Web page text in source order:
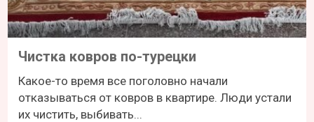
Чистка ковров по-турецки
Какое-то время все поголовно начали
отказываться от ковров в квартире. Люди устали
их чистить, выбивать...